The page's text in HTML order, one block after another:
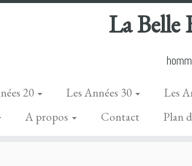
La Belle
20 Les Années 30 Les
A propos Contact Plan